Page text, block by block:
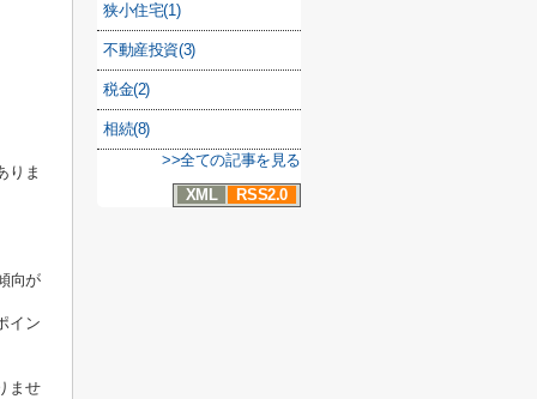
りま
向が
イン
ませ
狭小住宅(1)
不動産投資(3)
税金(2)
相続(8)
>>全ての記事を見る
XML
RSS2.0